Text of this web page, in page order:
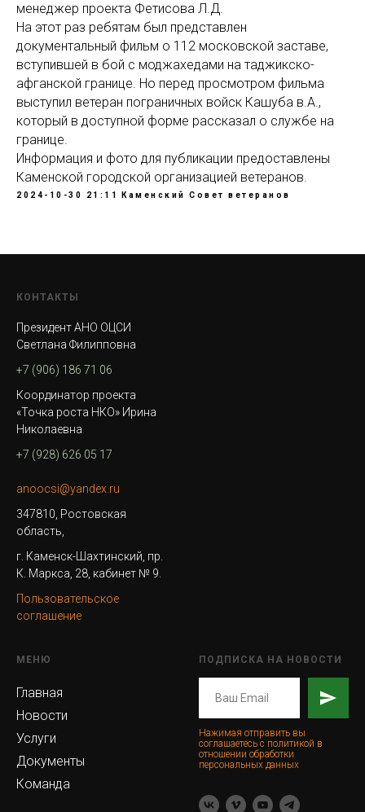
менеджер проекта Фетисова Л.Д.
На этот раз ребятам был представлен
документальный фильм о 112 московской заставе,
вступившей в бой с моджахедами на таджикско-
афганской границе. Но перед просмотром фильма
выступил ветеран пограничных войск Кашуба в.А.,
который в доступной форме рассказал о службе на
границе.
Информация и фото для публикации предоставлены
Каменской городской организацией ветеранов.
2024-10-30 21:11 Каменский Совет ветеранов
КОНТАКТЫ
Президент АНО ОЦСИ
Светлана Филипповна
+7 (906) 186 71 06
Координатор проекта
«Точка роста НКО» Ирина
Николаевна
+7 (928) 626 05 17
anoocsi@yandex.ru
347810, Ростовская
область,
г. Каменск-Шахтинский, пр.
К. Маркса, 28, кабинет № 9.
Пользовательское
соглашение
МЕНЮ
Главная
Новости
Услуги
Документы
Команда
ПОДПИСКА НА НОВОСТИ
Нажимая отправить вы
соглашаетесь с политикой в
отношении обработки
персональных данных